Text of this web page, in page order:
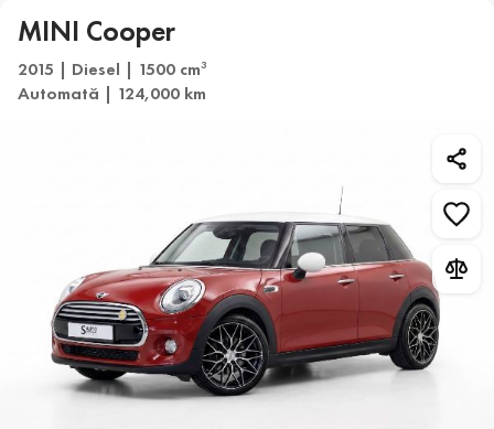
MINI Cooper
2015 | Diesel | 1500 cm3
Automată | 124,000 km